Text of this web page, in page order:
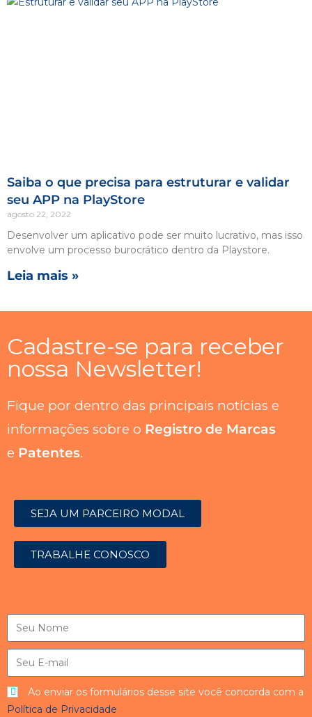
Saiba o que precisa para estruturar e validar
seu APP na PlayStore
agosto 22, 2022
Desenvolver um aplicativo pode ser muito lucrativo, mas isso
envolve um processo burocrático dentro da Playstore.
Leia mais »
Cadastre-se para receber
nossa Newsletter!
Fique por dentro das principais notícias e
informações sobre o Registro de Marcas
e Patentes.
SEJA UM PARCEIRO MODAL
TRABALHE CONOSCO
Ao enviar os formulários desse site você concorda com a
Política de Privacidade